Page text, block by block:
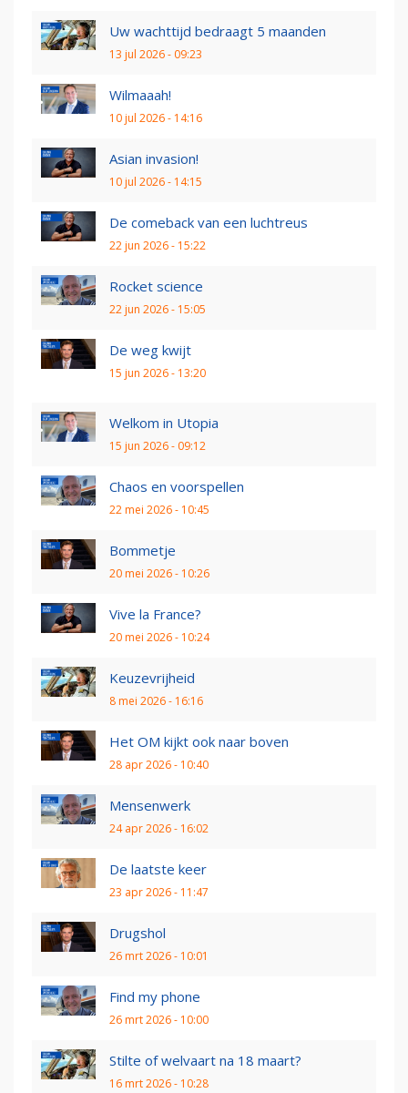
Uw wachttijd bedraagt 5 maanden
13 jul 2026 - 09:23
Wilmaaah!
10 jul 2026 - 14:16
Asian invasion!
10 jul 2026 - 14:15
De comeback van een luchtreus
22 jun 2026 - 15:22
Rocket science
22 jun 2026 - 15:05
De weg kwijt
15 jun 2026 - 13:20
Welkom in Utopia
15 jun 2026 - 09:12
Chaos en voorspellen
22 mei 2026 - 10:45
Bommetje
20 mei 2026 - 10:26
Vive la France?
20 mei 2026 - 10:24
Keuzevrijheid
8 mei 2026 - 16:16
Het OM kijkt ook naar boven
28 apr 2026 - 10:40
Mensenwerk
24 apr 2026 - 16:02
De laatste keer
23 apr 2026 - 11:47
Drugshol
26 mrt 2026 - 10:01
Find my phone
26 mrt 2026 - 10:00
Stilte of welvaart na 18 maart?
16 mrt 2026 - 10:28